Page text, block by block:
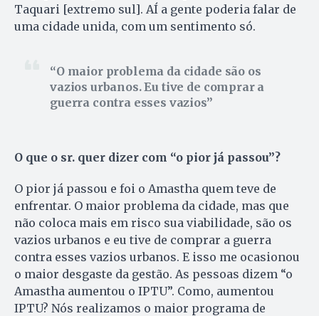
Taquari [extremo sul]. AÍ a gente poderia falar de
uma cidade unida, com um sentimento só.
O maior problema da cidade são os
vazios urbanos. Eu tive de comprar a
guerra contra esses vazios
O que o sr. quer dizer com “o pior já passou”?
O pior já passou e foi o Amastha quem teve de
enfrentar. O maior problema da cidade, mas que
não coloca mais em risco sua viabilidade, são os
vazios urbanos e eu tive de comprar a guerra
contra esses vazios urbanos. E isso me ocasionou
o maior desgaste da gestão. As pessoas dizem “o
Amastha aumentou o IPTU”. Como, aumentou
IPTU? Nós realizamos o maior programa de